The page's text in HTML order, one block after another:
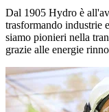
Dal 1905 Hydro è
trasformando industrie
siamo pionieri nella
grazie alle energie